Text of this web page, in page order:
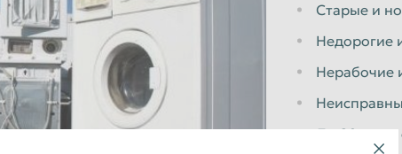
Старые и
Недорогие
Нерабочие
До 20 лет и